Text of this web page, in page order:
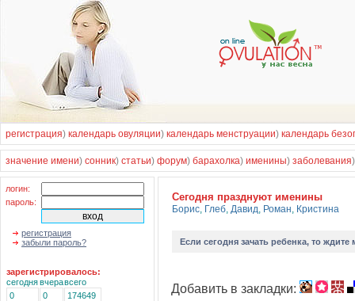
регистрация) календарь овуляции) календарь менструации) календарь
значение имени) сонник) статьи) форум) барахолка) именины) заболевания
логин:
пароль:
регистрация
забыли пароль?
зарегистрировалось:
сегоднявчеравсего
0
0 174649
Cегодня празднуют именины
Борис, Глеб, Давид, Роман, Кристина
Если сегодня зачать ребенка, то
Добавить в закладки: